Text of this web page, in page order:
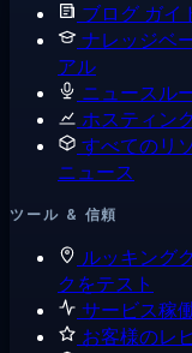
ブログ ガイ
ナレッジベ
アル
ニュースル
ホスティン
すべてのリ
ニュース
ツール & 信頼
ルッキング
クをテスト
サービス稼
お客様のレ